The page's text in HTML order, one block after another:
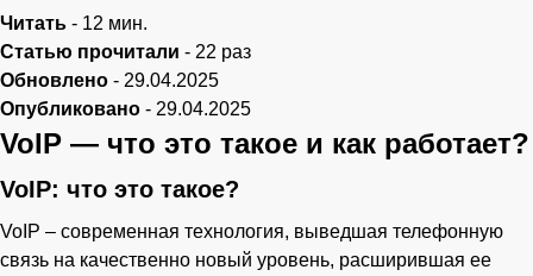
Читать - 12 мин.
Статью прочитали - 22 раз
Обновлено - 29.04.2025
Опубликовано - 29.04.2025
VoIP — что это такое и как работает?
VoIP: что это такое?
VoIP – современная технология, выведшая телефонную
связь на качественно новый уровень, расширившая ее